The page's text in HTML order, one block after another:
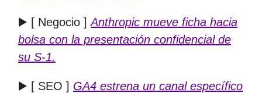
▶️ [ Negocio ]Anthropic mueve ficha hacia
bolsa con la presentación confidencial de
su S-1.
▶️ [ SEO ] GA4 estrena un canal específico